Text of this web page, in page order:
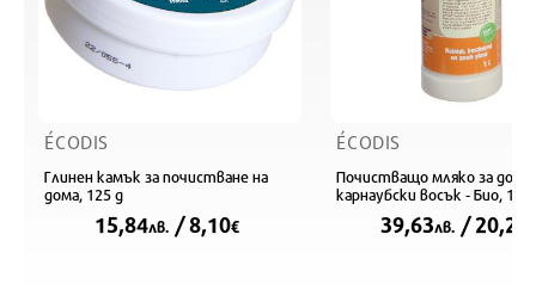
ÉCODIS
Глинен камък за почистване на
дома, 125 g
15,84лв./ 8,10€
ÉCODIS
Почистващо мляко за дома
карнаубски восък - Био, 1 L
39,63лв./ 20,26